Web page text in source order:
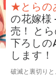
★とらの
の花嫁様
売！ と
下ろしの
します！